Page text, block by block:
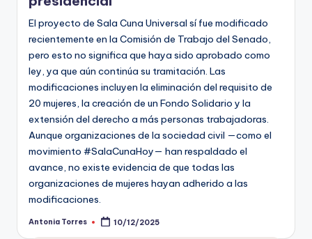
El proyecto de Sala Cuna Universal sí fue modificado
recientemente en la Comisión de Trabajo del Senado,
pero esto no significa que haya sido aprobado como
ley, ya que aún continúa su tramitación. Las
modificaciones incluyen la eliminación del requisito de
20 mujeres, la creación de un Fondo Solidario y la
extensión del derecho a más personas trabajadoras.
Aunque organizaciones de la sociedad civil —como el
movimiento #SalaCunaHoy— han respaldado el
avance, no existe evidencia de que todas las
organizaciones de mujeres hayan adherido a las
modificaciones.
Publicado
Antonia Torres 10/12/2025